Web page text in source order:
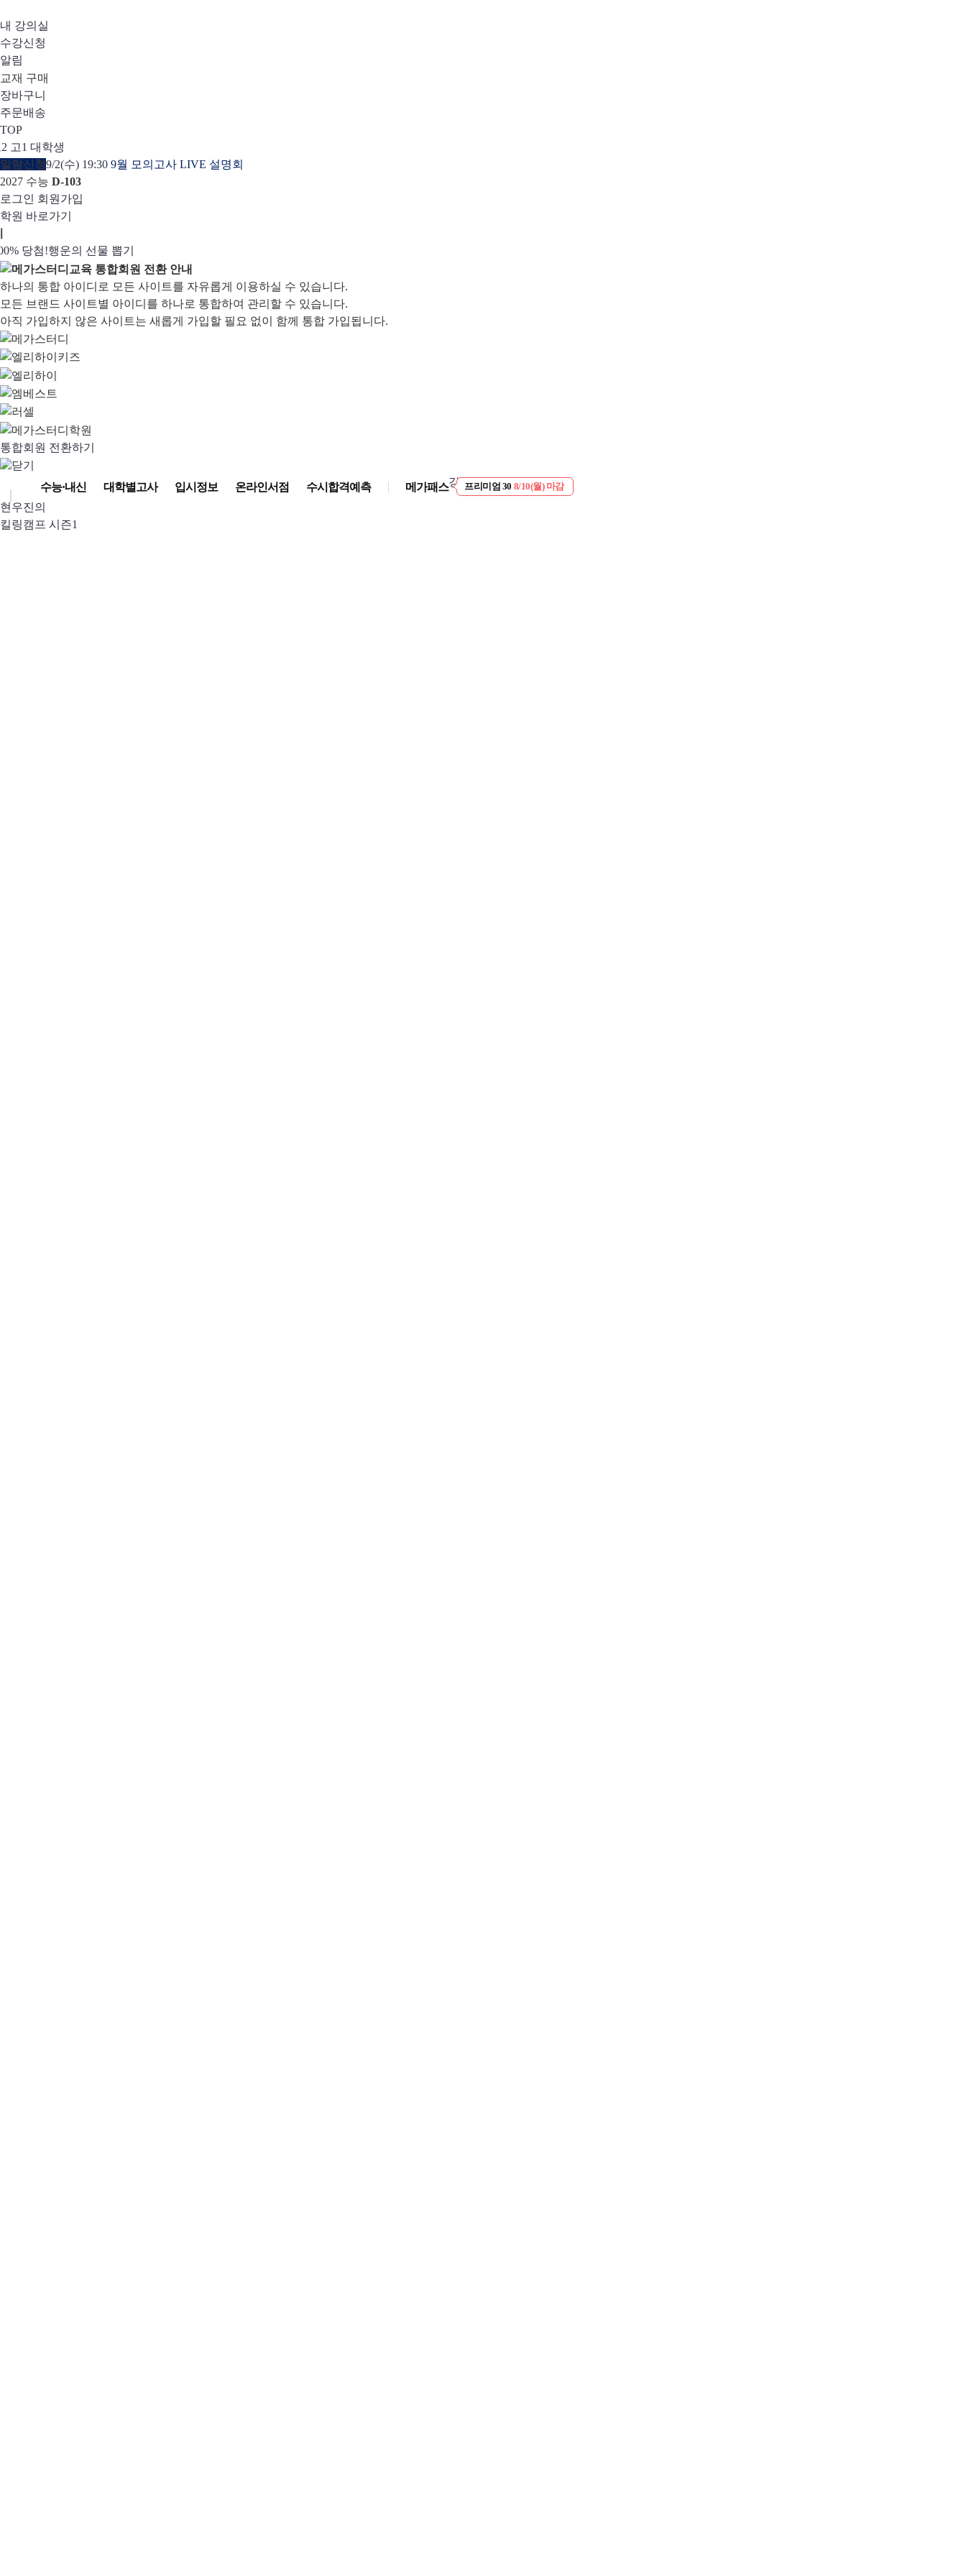
내 강의실
수강신청
알림
교재 구매
장바구니
주문배송
TOP
고1 대학생
알람신청9/2(수) 19:30 9월 모의고사 LIVE 설명회
2027 수능 D-103
로그인 회원가입
학원 바로가기
당첨!행운의 선물 뽑기
증정!메가스터디 X 올리브영
터디 캐시백메가런 썸머스쿨
과 강사 공개선발
앱설문 EVENT
무료 체험권
강생 무료혜택! 메가클럽 멤버십
페인희망이룸 메가나눔
하나의 통합 아이디로 모든 사이트를 자유롭게 이용하실 수 있습니다.
모든 브랜드 사이트별 아이디를 하나로 통합하여 관리할 수 있습니다.
아직 가입하지 않은 사이트는 새롭게 가입할 필요 없이 함께 통합 가입됩니다.
통합회원 전환하기
수능·내신 대학별고사 입시정보 온라인서점 수시합격예측 메가패스
프리미엄 30 8/10(월) 마감
강좌 · 교재 찾기
현우진의
킬링캠프 시즌1